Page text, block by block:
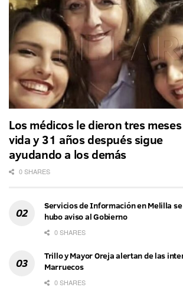
Los médicos le dieron tres
vida y 31 años después sigue
ayudando a los demás
0 SHARES
Servicios de Información en Melilla
hubo aviso al Gobierno
0 SHARES
Trillo y Mayor Oreja alertan de las
Marruecos
0 SHARES